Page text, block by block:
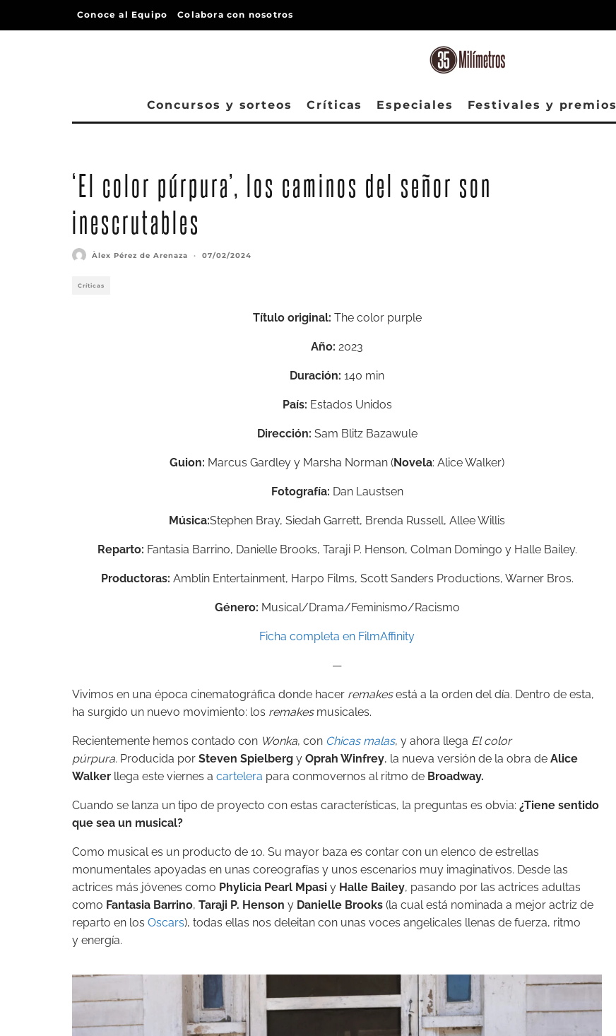
Conoce al Equipo Colabora con nosotros
Concursos y sorteos Críticas Especiales Festivales y premios
‘El color púrpura’, los caminos del señor son
inescrutables
Àlex Pérez de Arenaza · 07/02/2024
Críticas
Título original: The color purple
Año: 2023
Duración: 140 min
País: Estados Unidos
Dirección: Sam Blitz Bazawule
Guion: Marcus Gardley y Marsha Norman (Novela: Alice Walker)
Fotografía: Dan Laustsen
Música:Stephen Bray, Siedah Garrett, Brenda Russell, Allee Willis
Reparto: Fantasia Barrino, Danielle Brooks, Taraji P. Henson, Colman Domingo y Halle Bailey.
Productoras: Amblin Entertainment, Harpo Films, Scott Sanders Productions, Warner Bros.
Género: Musical/Drama/Feminismo/Racismo
Ficha completa en FilmAffinity
—
Vivimos en una época cinematográfica donde hacer remakesestá a la orden del día. Dentro de esta,
ha surgido un nuevo movimiento: los remakesmusicales.
Recientemente hemos contado con Wonka, con Chicas malas, y ahora llega El color
púrpura. Producida por Steven Spielberg y Oprah Winfrey, la nueva versión de la obra de Alice
Walker llega este viernes a cartelera para conmovernos al ritmo de Broadway.
Cuando se lanza un tipo de proyecto con estas características, la preguntas es obvia: ¿Tiene sentido
que sea un musical?
Como musical es un producto de 10. Su mayor baza es contar con un elenco de estrellas
monumentales apoyadas en unas coreografías y unos escenarios muy imaginativos. Desde las
actrices más jóvenes como Phylicia Pearl Mpasi y Halle Bailey, pasando por las actrices adultas
como Fantasia Barrino, Taraji P. Henson y Danielle Brooks (la cual está nominada a mejor actriz de
reparto en los Oscars), todas ellas nos deleitan con unas voces angelicales llenas de fuerza, ritmo
y energía.